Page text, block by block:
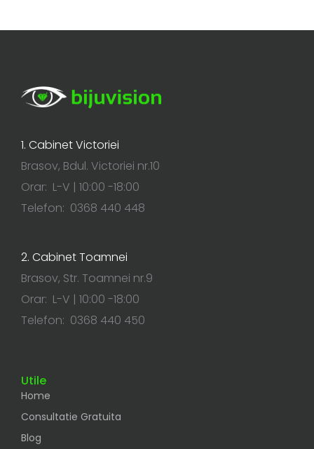
1. Cabinet Victoriei
Brasov, Bdul. Victoriei nr.10
Orar: L-V | 10:00 -18:00
Telefon: 0368 440 448
2. Cabinet Toamnei
Brasov, Str. Toamnei nr.9
Orar: L-V | 10:00 -18:00
Telefon: 0368 440 450
Utile
Home
Consultatie Gratuita
Blog